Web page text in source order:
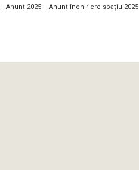
Anunț 2025 Anunț închiriere spațiu 2025